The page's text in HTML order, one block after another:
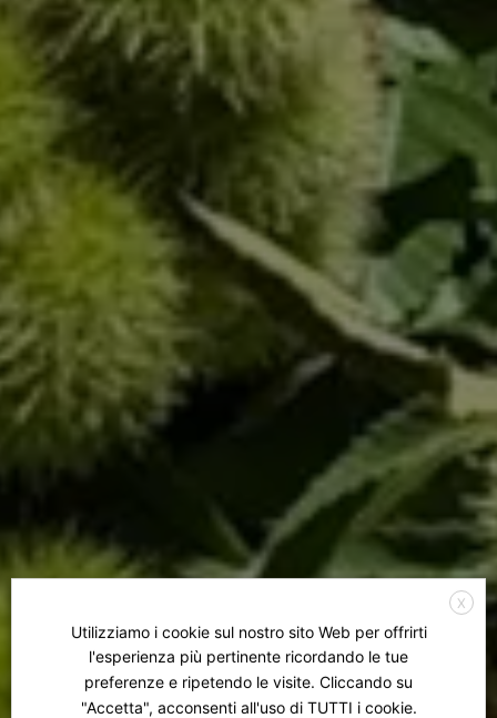
X
Utilizziamo i cookie sul nostro sito Web per offrirti
l'esperienza più pertinente ricordando le tue
preferenze e ripetendo le visite. Cliccando su
"Accetta", acconsenti all'uso di TUTTI i cookie.